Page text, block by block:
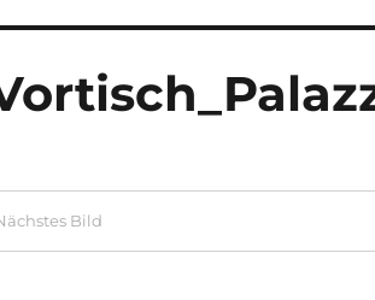
Bild